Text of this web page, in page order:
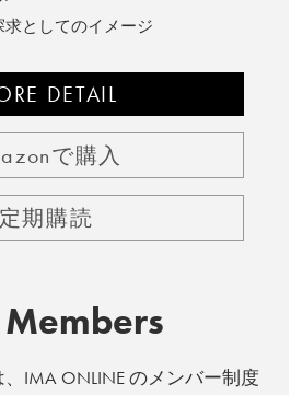
としてのイメージ
DETAIL
で購入
定期購読
、IMA ONLINE のメンバー制度